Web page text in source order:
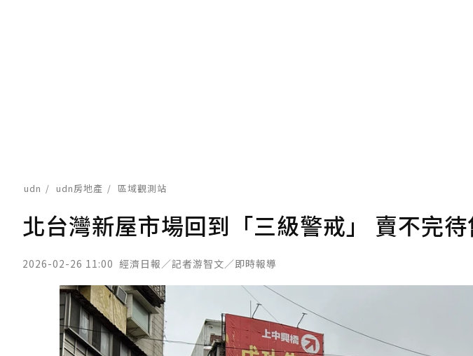
udn udn房地產 區域觀測站
北台灣新屋市場回到「三級警戒」 賣不完
2026-02-26 11:00 經濟日報／記者游智文／即時報導